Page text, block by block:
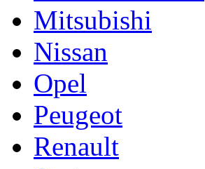
Mitsubishi
Nissan
Opel
Peugeot
Renault